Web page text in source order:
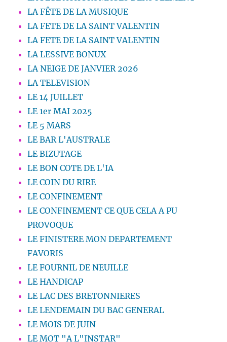
LA FÊTE DE LA MUSIQUE
LA FETE DE LA SAINT VALENTIN
LA FETE DE LA SAINT VALENTIN
LA LESSIVE BONUX
LA NEIGE DE JANVIER 2026
LA TELEVISION
LE 14 JUILLET
LE 1er MAI 2025
LE 5 MARS
LE BAR L'AUSTRALE
LE BIZUTAGE
LE BON COTE DE L'IA
LE COIN DU RIRE
LE CONFINEMENT
LE CONFINEMENT CE QUE CELA A PU
PROVOQUE
LE FINISTERE MON DEPARTEMENT
FAVORIS
LE FOURNIL DE NEUILLE
LE HANDICAP
LE LAC DES BRETONNIERES
LE LENDEMAIN DU BAC GENERAL
LE MOIS DE JUIN
LE MOT "A L"INSTAR"